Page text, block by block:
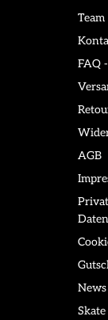
Team
FAQ
AGB